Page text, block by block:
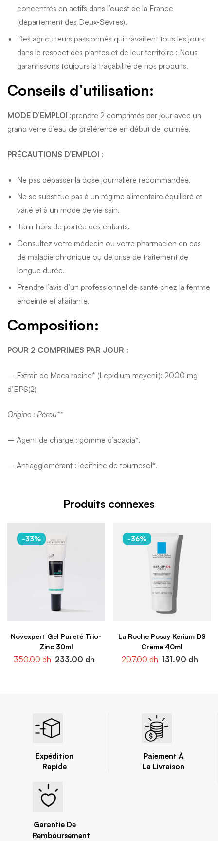
concentrés en actifs dans l’ouest de la France
(département des Deux-Sèvres).
Des agriculteurs passionnés qui travaillent tous les jours
dans le respect des plantes et de leur territoire : Nous
garantissons toujours la traçabilité de nos produits.
Conseils d’utilisation:
MODE D’EMPLOI :prendre 2 comprimés par jour avec un
grand verre d’eau de préférence en début de journée.
PRÉCAUTIONS D’EMPLOI :
Ne pas dépasser la dose journalière recommandée.
Ne se substitue pas à un régime alimentaire équilibré et
varié et à un mode de vie sain.
Tenir hors de portée des enfants.
Consultez votre médecin ou votre pharmacien en cas
de maladie chronique ou de prise de traitement de
longue durée.
Prendre l’avis d’un professionnel de santé chez la femme
enceinte et allaitante.
Composition:
POUR 2 COMPRIMES PAR JOUR :
– Extrait de Maca racine* (Lepidium meyenii): 2000 mg
d’EPS(2)
Origine : Pérou**
– Agent de charge : gomme d’acacia*,
– Antiagglomérant : lécithine de tournesol*.
Produits connexes
-33%
Novexpert Gel Pureté Trio-
Zinc 30ml
350.00dh 233.00 dh
-36%
La Roche Posay Kerium DS
Crème 40ml
207.00dh 131.90 dh
Paiement À
La Livraison
Expédition
Rapide
Garantie De
Remboursement